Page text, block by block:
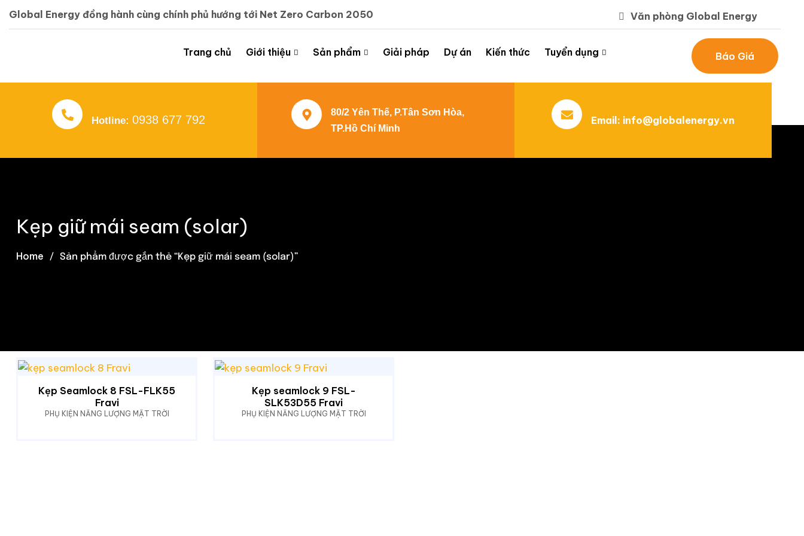
Global Energy đồng hành cùng chính phủ hướng tới Net Zero Carbon 2050 Văn phòng Global Energy
Trang chủ Giới thiệu Sản phẩm Giải pháp Dự án Kiến thức Tuyển dụng Báo Giá
Hotline: 0938 677 792
80/2 Yên Thế, P.Tân Sơn Hòa,
TP.Hồ Chí Minh
Email: info@globalenergy.vn
Kẹp giữ mái seam (solar)
Home Sản phẩm được gắn thẻ “Kẹp giữ mái seam (solar)”
Kẹp Seamlock 8 FSL-FLK55
Fravi
PHỤ KIỆN NĂNG LƯỢNG MẶT TRỜI
Kẹp seamlock 9 FSL-
SLK53D55 Fravi
PHỤ KIỆN NĂNG LƯỢNG MẶT TRỜI